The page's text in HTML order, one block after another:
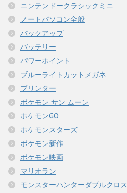
ニンテンドークラシックミニ
ノートパソコン全般
バックアップ
バッテリー
パワーポイント
ブルーライトカットメガネ
プリンター
ポケモン サン ムーン
ポケモンGO
ポケモンスターズ
ポケモン新作
ポケモン映画
マリオラン
モンスターハンターダブルクロス